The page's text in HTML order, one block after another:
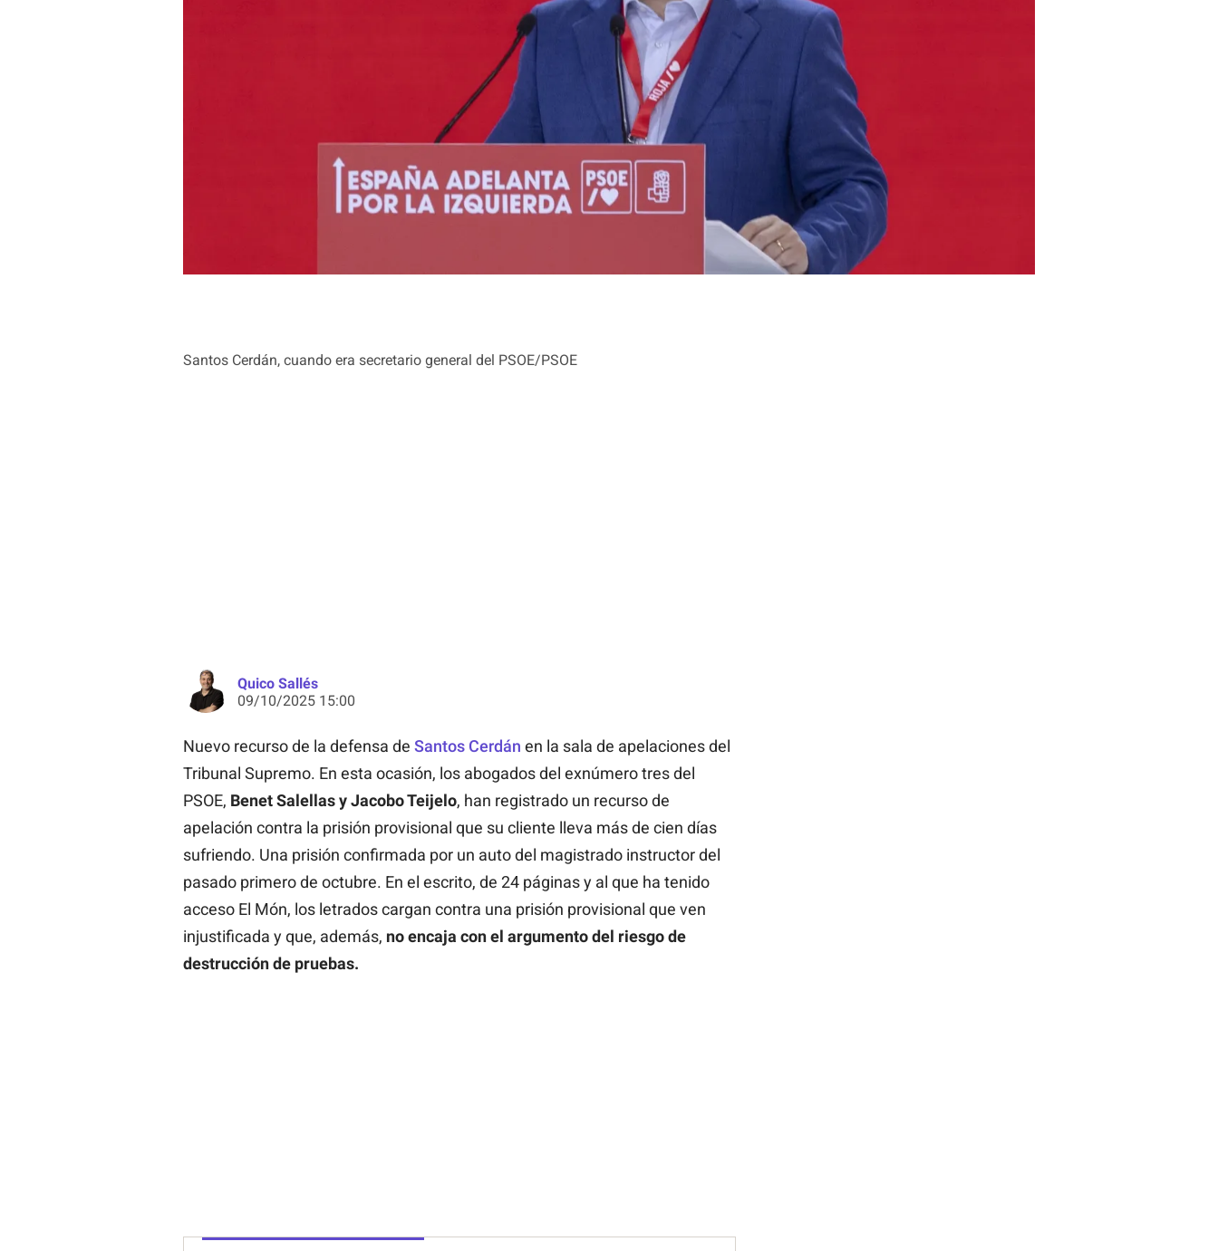
Santos Cerdán, cuando era secretario general del PSOE/PSOE
Quico Sallés
09/10/2025 15:00
Nuevo recurso de la defensa de Santos Cerdán en la sala de apelaciones del
Tribunal Supremo. En esta ocasión, los abogados del exnúmero tres del
PSOE, Benet Salellas y Jacobo Teijelo, han registrado un recurso de
apelación contra la prisión provisional que su cliente lleva más de cien días
sufriendo. Una prisión confirmada por un auto del magistrado instructor del
pasado primero de octubre. En el escrito, de 24 páginas y al que ha tenido
acceso El Món, los letrados cargan contra una prisión provisional que ven
injustificada y que, además, no encaja con el argumento del riesgo de
destrucción de pruebas.